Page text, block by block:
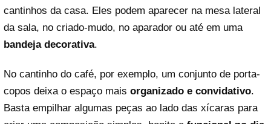
cantinhos da casa. Eles podem aparecer na mesa lateral
da sala, no criado-mudo, no aparador ou até em uma
bandeja decorativa.
No cantinho do café, por exemplo, um conjunto de porta-
copos deixa o espaço mais organizado e convidativo.
Basta empilhar algumas peças ao lado das xícaras para